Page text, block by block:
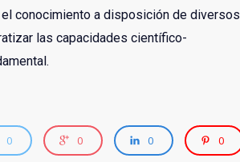
conocimiento a disposición de diversos
las capacidades científico-
0 0 0 0